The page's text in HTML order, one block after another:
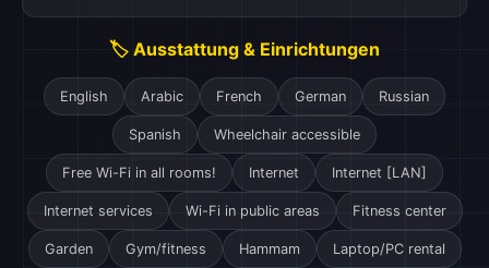
🏷️ Ausstattung & Einrichtungen
English Arabic French German Russian
Spanish Wheelchair accessible
Free Wi-Fi in all rooms! Internet Internet [LAN]
Internet services Wi-Fi in public areas Fitness center
Garden Gym/fitness Hammam Laptop/PC rental